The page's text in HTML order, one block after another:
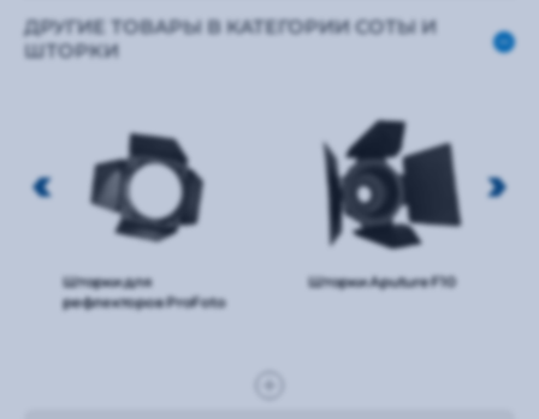
ДРУГИЕ ТОВАРЫ В КАТЕГОРИИ СОТЫ И
ШТОРКИ
Шторки для
рефлекторов ProFoto
Шторки Aputure F10